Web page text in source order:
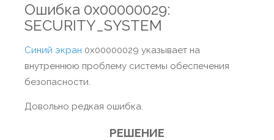
Ошибка 0x00000029:
SECURITY_SYSTEM
Синий экран 0x00000029 указывает на
внутреннюю проблему системы обеспечения
безопасности.
Довольно редкая ошибка.
РЕШЕНИЕ